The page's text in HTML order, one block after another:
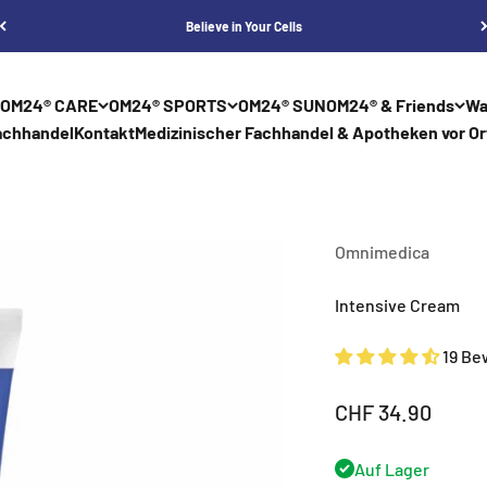
Believe in Your Cells
OM24® CARE OM24® SPORTS OM24® SUNOM24® & Friends
KontaktMedizinischer Fachhandel & Apotheken vor
Omnimedica
Intensive Cream
19
Angebot
CHF 34.90
Auf Lager